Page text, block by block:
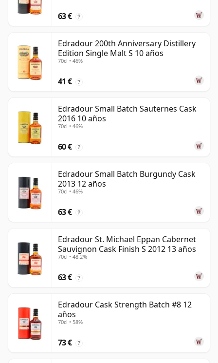
63 € ?
Edradour 200th Anniversary Distillery
Edition Single Malt S 10 años
70cl • 46%
41 € ?
Edradour Small Batch Sauternes Cask
2016 10 años
70cl • 46%
60 € ?
Edradour Small Batch Burgundy Cask
2013 12 años
70cl • 46%
63 € ?
Edradour St. Michael Eppan Cabernet
Sauvignon Cask Finish S 2012 13 años
70cl • 48.2%
63 € ?
Edradour Cask Strength Batch #8 12
años
70cl • 58%
73 € ?